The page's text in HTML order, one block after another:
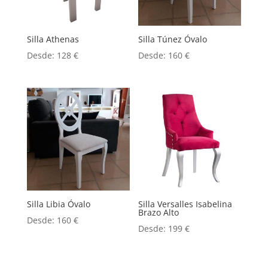
Silla Athenas
Desde: 128 €
Silla Túnez Óvalo
Desde: 160€
Silla Libia Óvalo
Desde: 160 €
Silla Versalles Isabelina
Brazo Alto
Desde: 199€